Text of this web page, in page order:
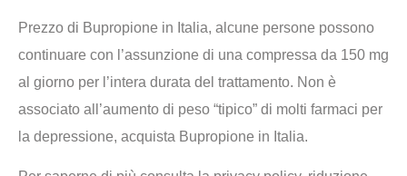
Prezzo di Bupropione in Italia, alcune persone possono
continuare con l’assunzione di una compressa da 150 mg
al giorno per l’intera durata del trattamento. Non è
associato all’aumento di peso “tipico” di molti farmaci per
la depressione, acquista Bupropione in Italia.